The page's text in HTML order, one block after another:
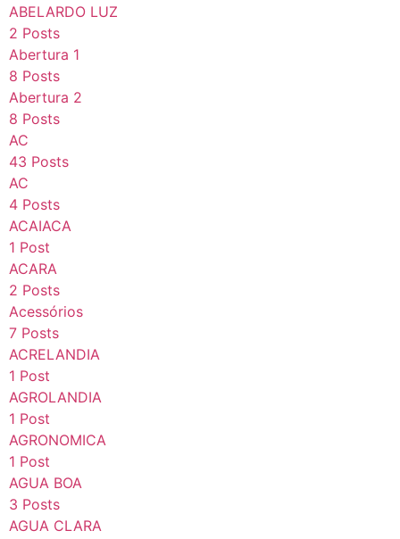
ABELARDO LUZ
2 Posts
Abertura 1
8 Posts
Abertura 2
8 Posts
AC
43 Posts
AC
4 Posts
ACAIACA
1 Post
ACARA
2 Posts
Acessórios
7 Posts
ACRELANDIA
1 Post
AGROLANDIA
1 Post
AGRONOMICA
1 Post
AGUA BOA
3 Posts
AGUA CLARA